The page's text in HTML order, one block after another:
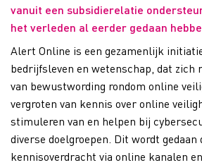
vanuit een subsidierelatie
het verleden al eerder gedaan
Alert Online is een gezamenlijk
bedrijfsleven en wetenschap, dat zich
van bewustwording rondom online
vergroten van kennis over online
stimuleren van en helpen bij
diverse doelgroepen. Dit wordt gedaan
kennisoverdracht via online kanalen